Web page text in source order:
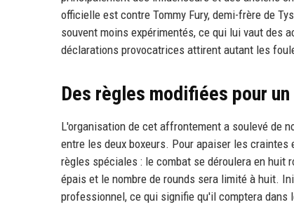
officielle est contre Tommy Fury, demi-frère de
souvent moins expérimentés, ce qui lui vaut
déclarations provocatrices attirent autant les
Des règles modifiées pour
L'organisation de cet affrontement a soulevé de
entre les deux boxeurs. Pour apaiser les
règles spéciales : le combat se déroulera en huit
épais et le nombre de rounds sera limité à huit.
professionnel, ce qui signifie qu'il comptera